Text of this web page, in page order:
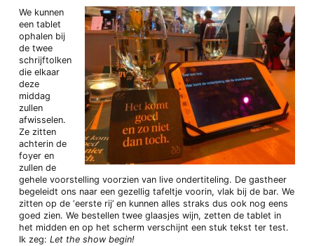
We kunnen
een tablet
ophalen bij
de twee
schrijftolken
die elkaar
deze
middag
zullen
afwisselen.
Ze zitten
achterin de
foyer en
zullen de
gehele voorstelling voorzien van live ondertiteling. De gastheer
begeleidt ons naar een gezellig tafeltje voorin, vlak bij de bar. We
zitten op de ‘eerste rij’ en kunnen alles straks dus ook nog eens
goed zien. We bestellen twee glaasjes wijn, zetten de tablet in
het midden en op het scherm verschijnt een stuk tekst ter test.
Ik zeg: Let the show begin!